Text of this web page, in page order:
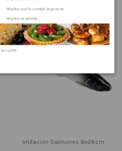
Imitación Salmones 8x26cm
Réplica sushi comida Japonesa
Réplica vendimia
VerLOPD